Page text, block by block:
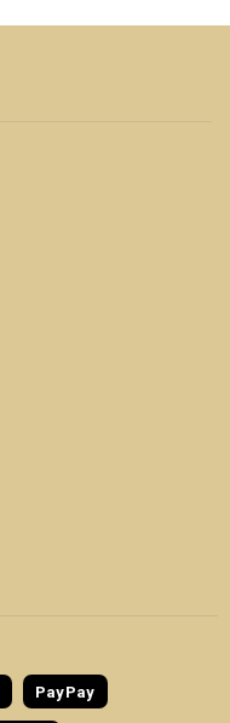
PayPay